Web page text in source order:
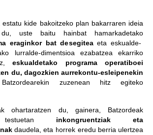
estatu kide bakoitzeko plan bakarraren ideia
uste baitu hainbat hamarkadetako
eraginkor bat desegiteaeta eskualde-
lurralde-dimentsioa ezabatzea ekarriko
eskualdetako programa operatiboei
du, dagozkien aurrekontu-esleipenekin
zuzenean hitz egiteko
ohartaratzen du, gainera, Batzordeak
testuetan inkongruentziak eta
daudela, eta horrek eredu berria ulertzea